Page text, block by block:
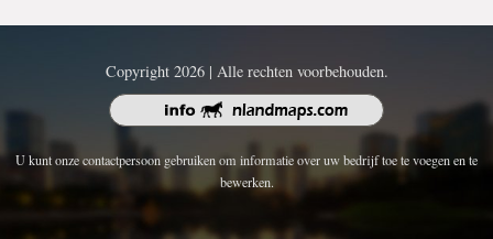
Copyright 2026 | Alle rechten voorbehouden.
U kunt onze contactpersoon gebruiken om informatie over uw bedrijf toe te voegen en te
bewerken.